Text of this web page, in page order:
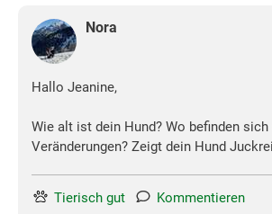
Nora
Hallo Jeanine,
Wie alt ist dein Hund? Wo befinden sich
Veränderungen? Zeigt dein Hund
Tierisch gut Kommentieren